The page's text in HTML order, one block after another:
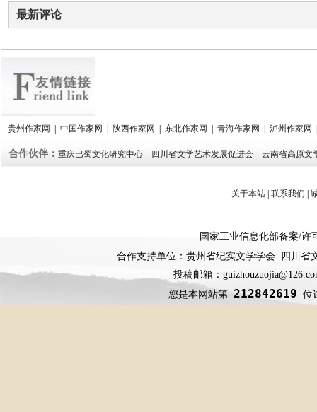
最新评论
贵州作家网 | 中国作家网 | 陕西作家网 | 东北作家网 | 青海作家网 | 泸州作家网
合作伙伴： 重庆巴蜀文化研究中心 四川省文学艺术发展促进会 云南省高原文
关于本站| 联系我们 |
国家工业信息化部备案/许
合作支持单位：贵州省纪实文学学会 四川
投稿邮箱：
您是本网站第212842619